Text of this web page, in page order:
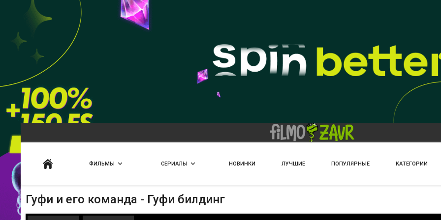
ФИЛЬМЫ СЕРИАЛЫ НОВИНКИ ЛУЧШИЕ ПОПУЛЯРНЫЕ КАТЕГОРИИ
Гуфи и его команда - Гуфи билдинг